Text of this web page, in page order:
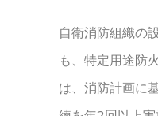
自衛消防組織の
も、特定用途防
は、消防計画に